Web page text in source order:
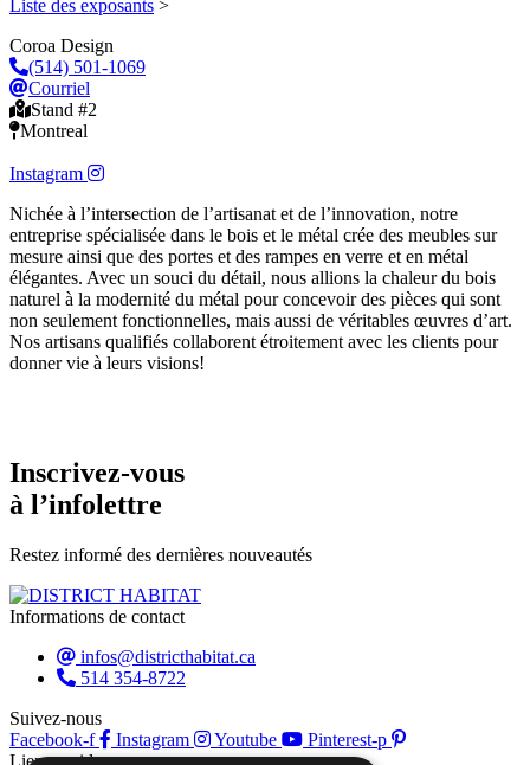
Liste des exposants >
Coroa Design
(514) 501-1069
Courriel
Stand #2
Montreal
Instagram
Nichée à l’intersection de l’artisanat et de l’innovation, notre
entreprise spécialisée dans le bois et le métal crée des meubles sur
mesure ainsi que des portes et des rampes en verre et en métal
élégantes. Avec un souci du détail, nous allions la chaleur du bois
naturel à la modernité du métal pour concevoir des pièces qui sont
non seulement fonctionnelles, mais aussi de véritables œuvres d’art.
Nos artisans qualifiés collaborent étroitement avec les clients pour
donner vie à leurs visions!
Inscrivez-vous
à l’infolettre
Restez informé des dernières nouveautés
Informations de contact
infos@districthabitat.ca
514 354-8722
Suivez-nous
Facebook-f
Instagram Youtube
Pinterest-p
Liens rapides